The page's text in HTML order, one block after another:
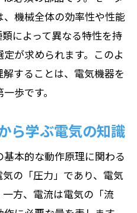
機械全体の効率性や性能
によって異なる特性を持
が求められます。このよ
することは、電気機器を
歩です。
ら学ぶ電気の知識
本的な動作原理に関わる
の「圧力」であり、電気
方、電流は電気の「流